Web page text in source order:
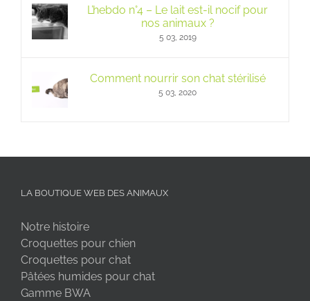
L’hebdo n°4 – Le lait est-il nocif pour
nos animaux ?
5 03, 2019
Comment nourrir son chat stérilisé
5 03, 2020
LA BOUTIQUE WEB DES ANIMAUX
Notre histoire
Croquettes pour chien
Croquettes pour chat
Pâtées humides pour chat
Gamme BWA